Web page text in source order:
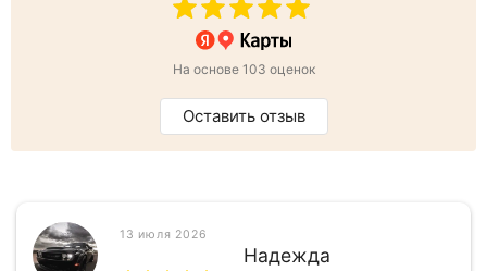
На основе 103 оценок
Оставить отзыв
13 июля 2026
Надежда